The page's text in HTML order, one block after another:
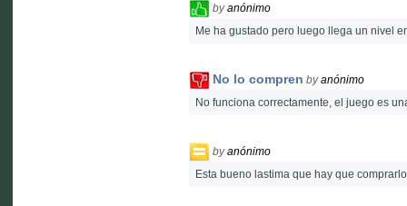
byanónimo
Me ha gustado pero luego llega un nivel
No lo compren byanónimo
No funciona correctamente, el juego es
byanónimo
Esta bueno lastima que hay que